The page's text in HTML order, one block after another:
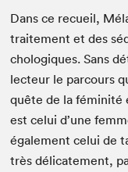
Dans ce recueil,
traite­ment et des
chologiques. Sans
lecteur le par­cours
quête de la féminité
est celui d’une
égale­ment celui de
très déli­cate­ment,